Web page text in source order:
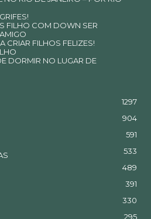
FILHO COM DOWN SER
CRIAR FILHOS FELIZES!
DORMIR NO LUGAR DE
1297
904
591
533
489
391
330
295